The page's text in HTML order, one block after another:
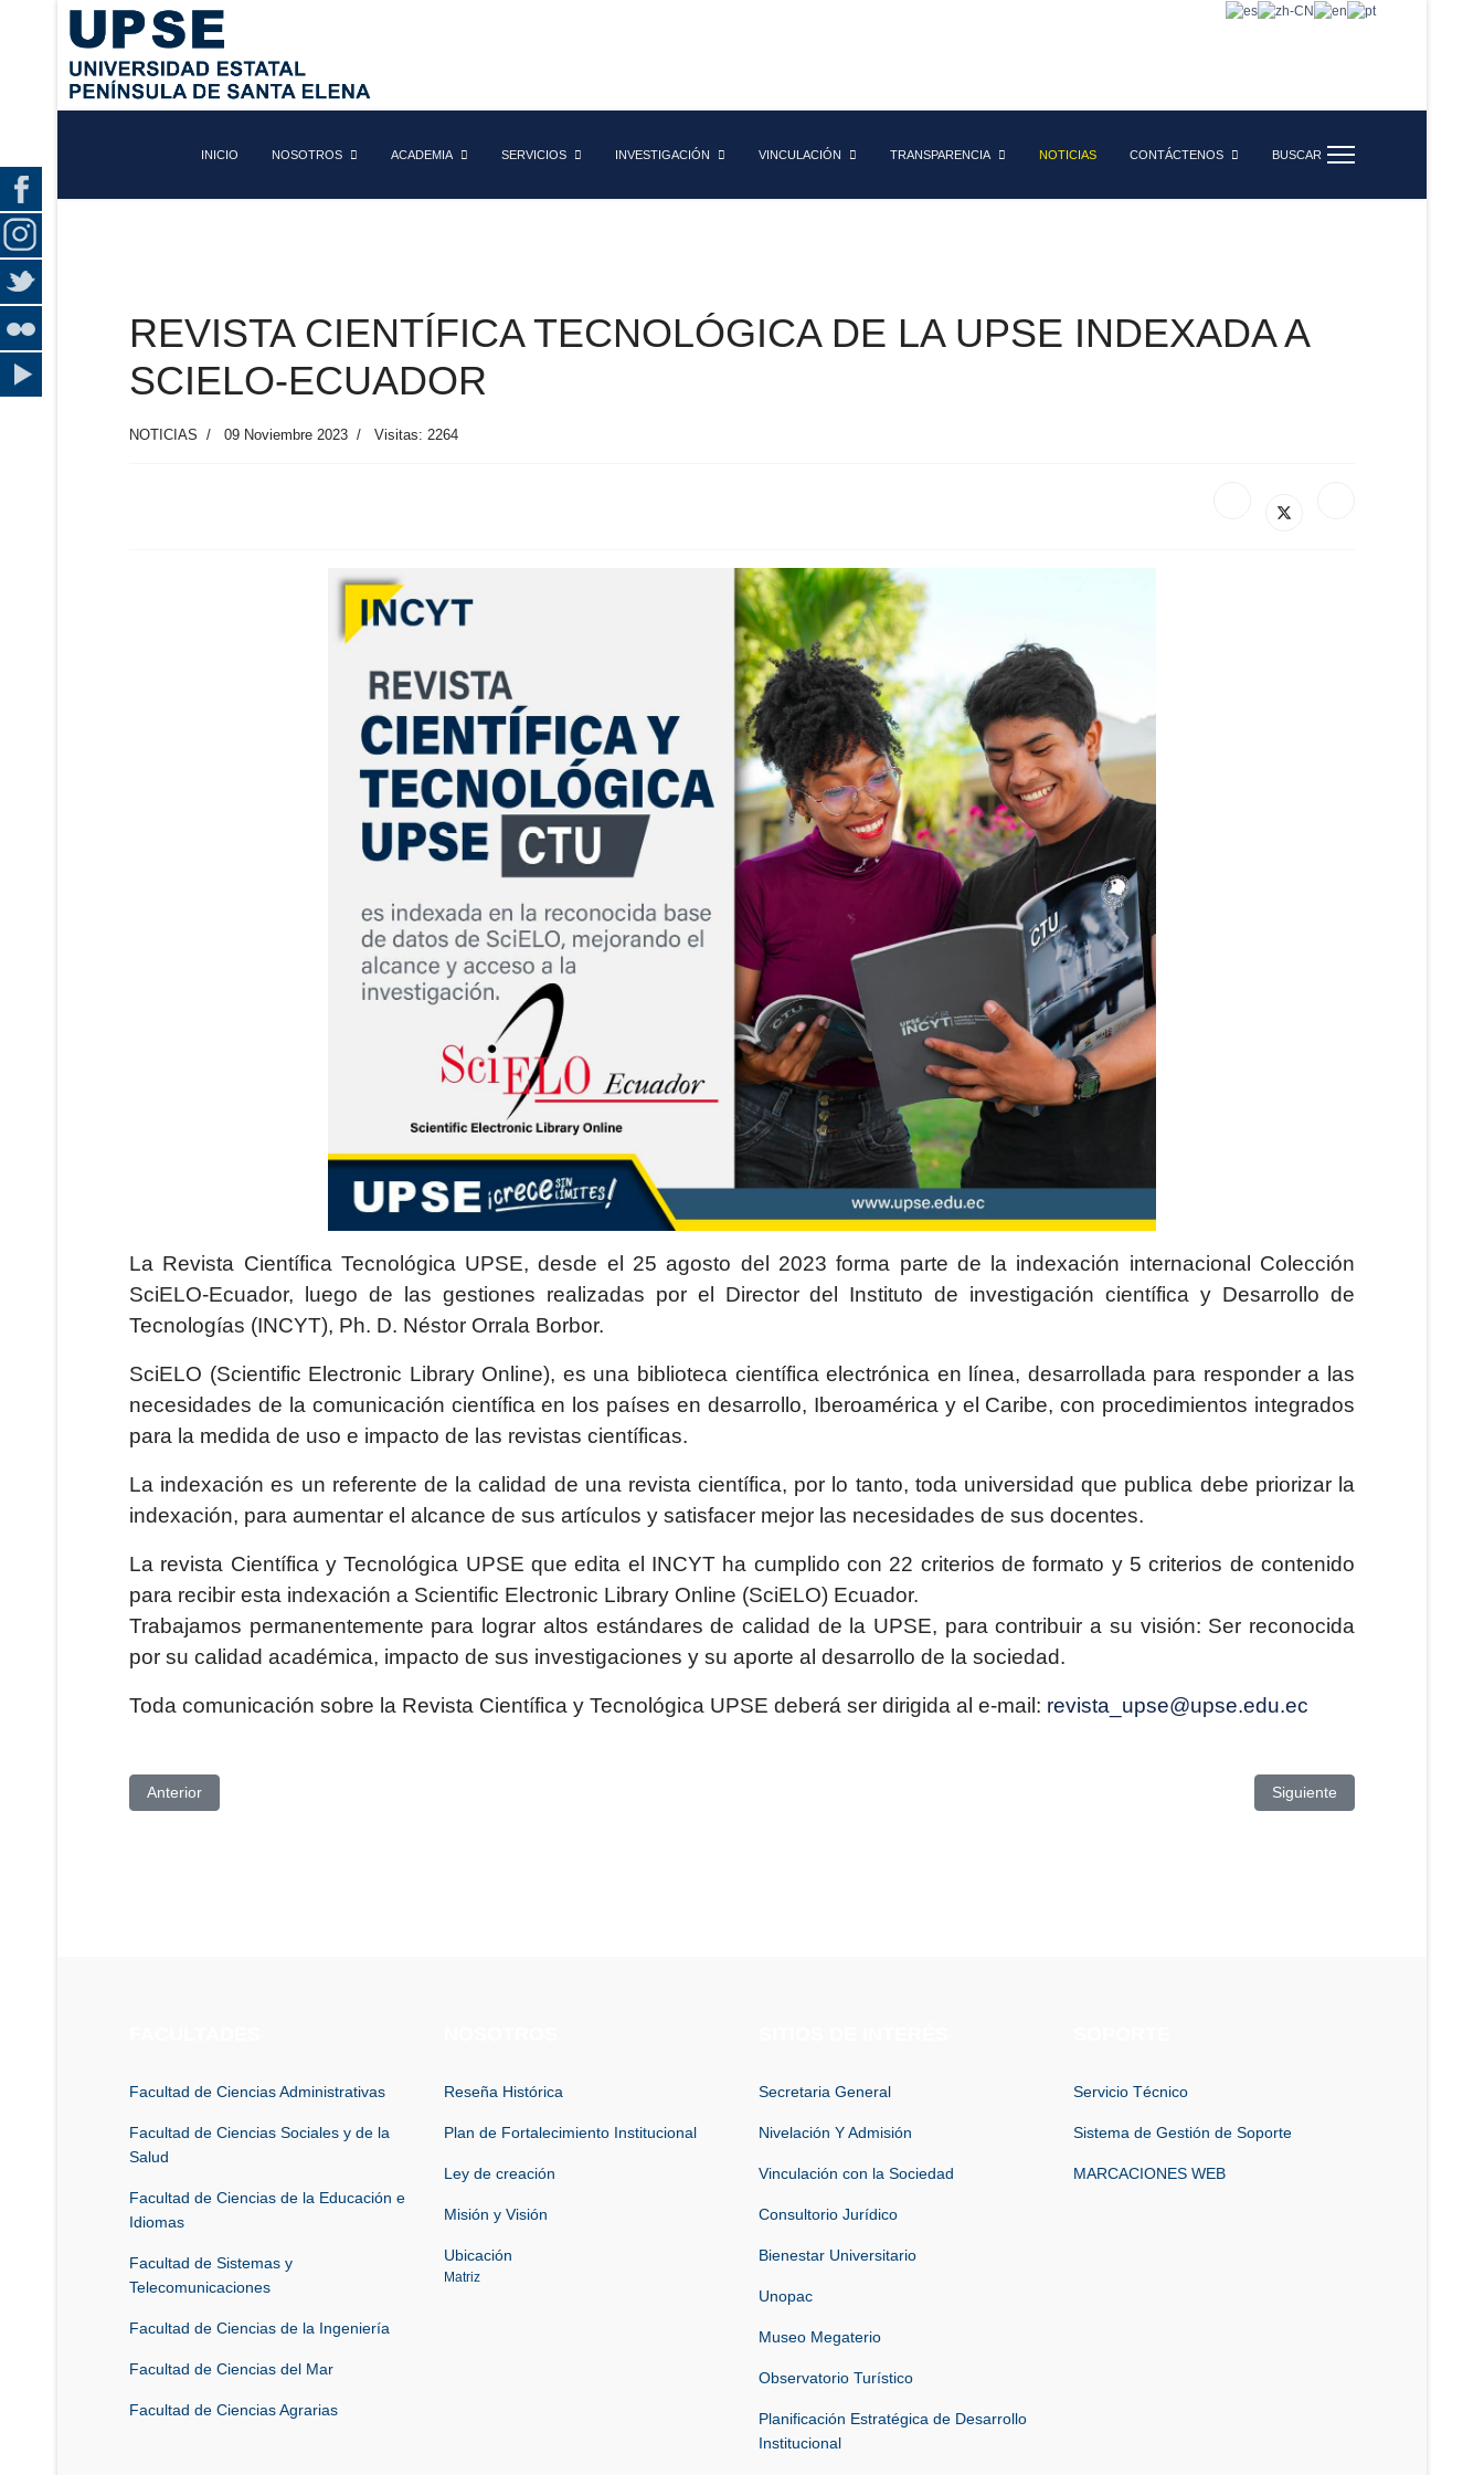
INICIO NOSOTROS ACADEMIA SERVICIOS INVESTIGACIÓN VINCULACIÓN TRANSPARENCIA NOTICIAS CONTÁCTENOS BUSCAR
REVISTA CIENTÍFICA TECNOLÓGICA DE LA UPSE INDEXADA A
SCIELO-ECUADOR
NOTICIAS 09 Noviembre 2023 Visitas: 2264
La Revista Científica Tecnológica UPSE, desde el 25 agosto del 2023 forma parte de la indexación internacional Colección
SciELO-Ecuador, luego de las gestiones realizadas por el Director del Instituto de investigación científica y Desarrollo de
Tecnologías (INCYT), Ph. D. Néstor Orrala Borbor.
SciELO (Scientific Electronic Library Online), es una biblioteca científica electrónica en línea, desarrollada para responder a las
necesidades de la comunicación científica en los países en desarrollo, Iberoamérica y el Caribe, con procedimientos integrados
para la medida de uso e impacto de las revistas científicas.
La indexación es un referente de la calidad de una revista científica, por lo tanto, toda universidad que publica debe priorizar la
indexación, para aumentar el alcance de sus artículos y satisfacer mejor las necesidades de sus docentes.
La revista Científica y Tecnológica UPSE que edita el INCYT ha cumplido con 22 criterios de formato y 5 criterios de contenido
para recibir esta indexación a Scientific Electronic Library Online (SciELO) Ecuador.
Trabajamos permanentemente para lograr altos estándares de calidad de la UPSE, para contribuir a su visión: Ser reconocida
por su calidad académica, impacto de sus investigaciones y su aporte al desarrollo de la sociedad.
Toda comunicación sobre la Revista Científica y Tecnológica UPSE deberá ser dirigida al e-mail: revista_upse@upse.edu.ec
Artículo anterior: “SEMINARIOS DE MALHERBOLOGIA CURSO 2023-24”
Anterior Artículo siguiente: SE
Siguiente
Facultad de Ciencias Administrativas
Facultad de Ciencias Sociales y de la
Salud
Facultad de Ciencias de la Educación e
Idiomas
Facultad de Sistemas y
Telecomunicaciones
Facultad de Ciencias de la Ingeniería
Facultad de Ciencias del Mar
Facultad de Ciencias Agrarias
Reseña Histórica
Plan de Fortalecimiento Institucional
Ley de creación
Misión y Visión
Ubicación
Matriz
Secretaria General
Nivelación Y Admisión
Vinculación con la Sociedad
Consultorio Jurídico
Bienestar Universitario
Unopac
Museo Megaterio
Observatorio Turístico
Planificación Estratégica de Desarrollo
Institucional
Servicio Técnico
Sistema de Gestión de Soporte
MARCACIONES WEB